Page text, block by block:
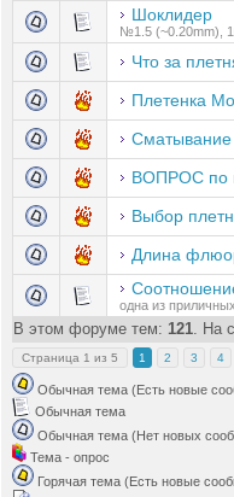
Шоклидер
№1.5 (~0.20mm),
Что за
Плетенка
Сматывание
ВОПРОС по
Выбор
Длина
одна из
В этом форуме тем: 121. На
Страница 1 из 5 1 2 3 4
Обычная тема (Есть новые
Обычная тема
Обычная тема (Нет новых
Тема - опрос
Горячая тема (Есть новые